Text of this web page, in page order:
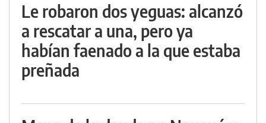
Le robaron dos yeguas: alcanzó
a rescatar a una, pero ya
habían faenado a la que estaba
preñada